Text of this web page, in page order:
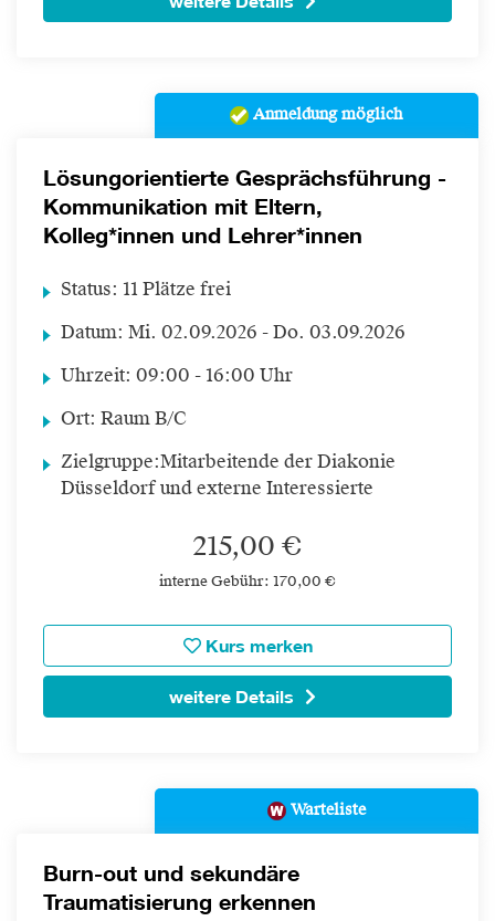
Anmeldung möglich
Lösungorientierte Gesprächsführung -
Kommunikation mit Eltern,
Kolleg*innen und Lehrer*innen
Status: 11 Plätze frei
Datum: Mi. 02.09.2026 - Do. 03.09.2026
Uhrzeit: 09:00 - 16:00 Uhr
Ort: Raum B/C
Zielgruppe:Mitarbeitende der Diakonie
Düsseldorf und externe Interessierte
215,00 €
interne Gebühr: 170,00 €
Kurs merken
weitere Details
Warteliste
Burn-out und sekundäre
Traumatisierung erkennen